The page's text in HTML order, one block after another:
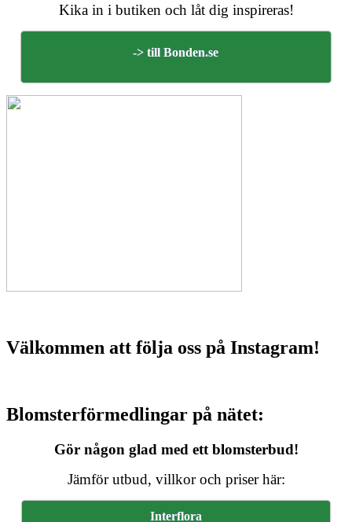
Kika in i butiken och låt dig inspireras!
-> till Bonden.se
Välkommen att följa oss på Instagram!
Blomsterförmedlingar på nätet:
Gör någon glad med ett blomsterbud!
Jämför utbud, villkor och priser här:
Interflora